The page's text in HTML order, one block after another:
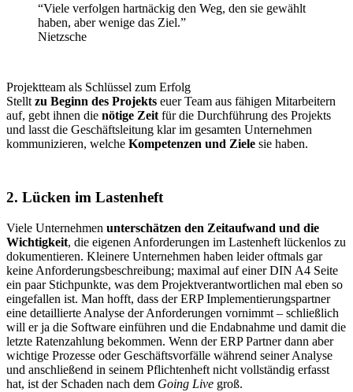
“Viele verfolgen hartnäckig den Weg, den sie gewählt
haben, aber wenige das Ziel.”
Nietzsche
Projektteam als Schlüssel zum Erfolg
Stellt zu Beginn des Projekts euer Team aus fähigen Mitarbeitern
auf, gebt ihnen die nötige Zeit für die Durchführung des Projekts
und lasst die Geschäftsleitung klar im gesamten Unternehmen
kommunizieren, welche Kompetenzen und Ziele sie haben.
2. Lücken im Lastenheft
Viele Unternehmen unterschätzen den Zeitaufwand und die
Wichtigkeit, die eigenen Anforderungen im Lastenheft lückenlos zu
dokumentieren. Kleinere Unternehmen haben leider oftmals gar
keine Anforderungsbeschreibung; maximal auf einer DIN A4 Seite
ein paar Stichpunkte, was dem Projektverantwortlichen mal eben so
eingefallen ist. Man hofft, dass der ERP Implementierungspartner
eine detaillierte Analyse der Anforderungen vornimmt – schließlich
will er ja die Software einführen und die Endabnahme und damit die
letzte Ratenzahlung bekommen. Wenn der ERP Partner dann aber
wichtige Prozesse oder Geschäftsvorfälle während seiner Analyse
und anschließend in seinem Pflichtenheft nicht vollständig erfasst
hat, ist der Schaden nach dem Going Live groß.